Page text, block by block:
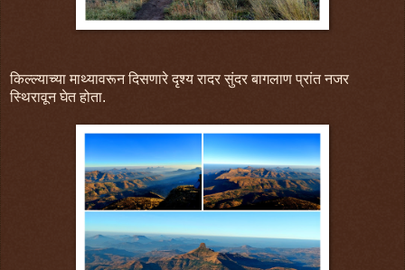
किल्ल्याच्या माथ्यावरून दिसणारे दृश्य रादर सुंदर बागलाण प्रांत नजर
स्थिरावून घेत होता.